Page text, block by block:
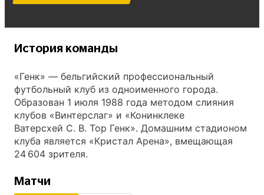
История команды
«Генк» — бельгийский профессиональный
футбольный клуб из одноименного города.
Образован 1 июля 1988 года методом слияния
клубов «Винтерслаг» и «Конинклеке
Ватерсхей С. В. Тор Генк». Домашним стадионом
клуба является «Кристал Арена», вмещающая
24 604 зрителя.
Матчи